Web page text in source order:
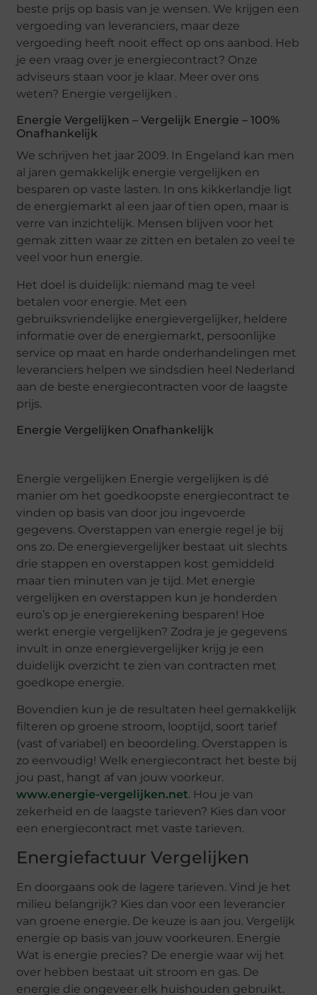
beste prijs op basis van je wensen. We krijgen een
vergoeding van leveranciers, maar deze
vergoeding heeft nooit effect op ons aanbod. Heb
je een vraag over je energiecontract? Onze
adviseurs staan voor je klaar. Meer over ons
weten? Energie vergelijken .
Energie Vergelijken – Vergelijk Energie – 100%
Onafhankelijk
We schrijven het jaar 2009. In Engeland kan men
al jaren gemakkelijk energie vergelijken en
besparen op vaste lasten. In ons kikkerlandje ligt
de energiemarkt al een jaar of tien open, maar is
verre van inzichtelijk. Mensen blijven voor het
gemak zitten waar ze zitten en betalen zo veel te
veel voor hun energie.
Het doel is duidelijk: niemand mag te veel
betalen voor energie. Met een
gebruiksvriendelijke energievergelijker, heldere
informatie over de energiemarkt, persoonlijke
service op maat en harde onderhandelingen met
leveranciers helpen we sindsdien heel Nederland
aan de beste energiecontracten voor de laagste
prijs.
Energie Vergelijken Onafhankelijk
Energie vergelijken Energie vergelijken is dé
manier om het goedkoopste energiecontract te
vinden op basis van door jou ingevoerde
gegevens. Overstappen van energie regel je bij
ons zo. De energievergelijker bestaat uit slechts
drie stappen en overstappen kost gemiddeld
maar tien minuten van je tijd. Met energie
vergelijken en overstappen kun je honderden
euro’s op je energierekening besparen! Hoe
werkt energie vergelijken? Zodra je je gegevens
invult in onze energievergelijker krijg je een
duidelijk overzicht te zien van contracten met
goedkope energie.
Bovendien kun je de resultaten heel gemakkelijk
filteren op groene stroom, looptijd, soort tarief
(vast of variabel) en beoordeling. Overstappen is
zo eenvoudig! Welk energiecontract het beste bij
jou past, hangt af van jouw voorkeur.
www.energie-vergelijken.net. Hou je van
zekerheid en de laagste tarieven? Kies dan voor
een energiecontract met vaste tarieven.
Energiefactuur Vergelijken
En doorgaans ook de lagere tarieven. Vind je het
milieu belangrijk? Kies dan voor een leverancier
van groene energie. De keuze is aan jou. Vergelijk
energie op basis van jouw voorkeuren. Energie
Wat is energie precies? De energie waar wij het
over hebben bestaat uit stroom en gas. De
energie die ongeveer elk huishouden gebruikt.